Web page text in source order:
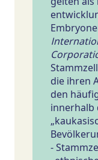
die ihren
den
innerhalb
-